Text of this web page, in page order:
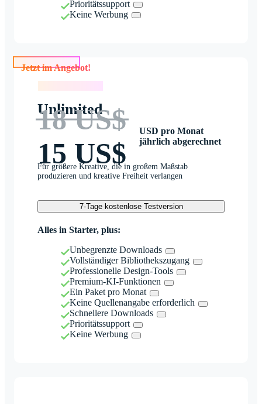
Prioritätssupport
Keine Werbung
Jetzt im Angebot!
Unlimited
18 US$
15 US$
USD pro Monat
jährlich abgerechnet
Für größere Kreative, die in großem Maßstab
produzieren und kreative Freiheit verlangen
7-Tage kostenlose Testversion
Alles in Starter, plus:
Unbegrenzte Downloads
Vollständiger Bibliothekszugang
Professionelle Design-Tools
Premium-KI-Funktionen
Ein Paket pro Monat
Keine Quellenangabe erforderlich
Schnellere Downloads
Prioritätssupport
Keine Werbung